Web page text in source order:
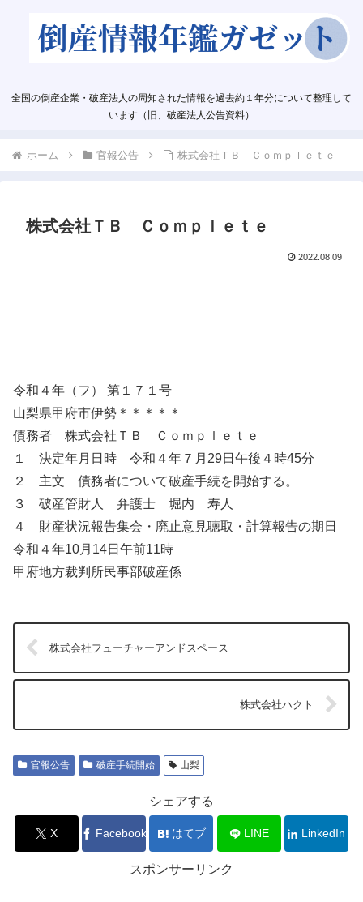
全国の倒産企業・破産法人の周知された情報を過去約１年分について整理して
います（旧、破産法人公告資料）
ホーム 官報公告 株式会社ＴＢ Ｃｏｍｐｌｅｔｅ
株式会社ＴＢ Ｃｏｍｐｌｅｔｅ
2022.08.09
令和４年（フ） 第１７１号
山梨県甲府市伊勢＊＊＊＊＊
債務者 株式会社ＴＢ Ｃｏｍｐｌｅｔｅ
１ 決定年月日時 令和４年７月29日午後４時45分
２ 主文 債務者について破産手続を開始する。
３ 破産管財人 弁護士 堀内 寿人
４ 財産状況報告集会・廃止意見聴取・計算報告の期日
令和４年10月14日午前11時
甲府地方裁判所民事部破産係
株式会社フューチャーアンドスペース
株式会社ハクト
官報公告 破産手続開始 山梨
シェアする
X Facebook はてブ LINE LinkedIn
スポンサーリンク